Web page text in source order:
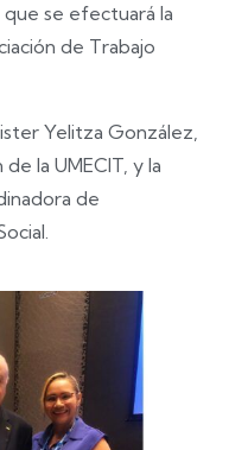
se efectuará la
de Trabajo
Yelitza González,
la UMECIT, y la
de